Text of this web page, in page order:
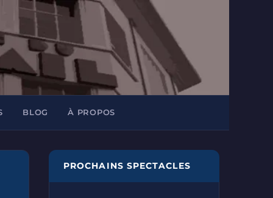
BLOG À PROPOS
PROCHAINS SPECTACLES